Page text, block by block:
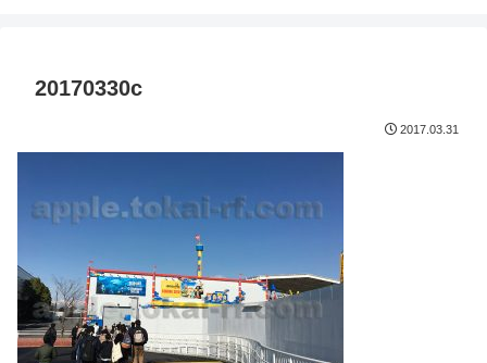
20170330c
2017.03.31